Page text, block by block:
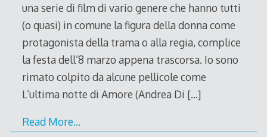
una serie di film di vario genere che hanno tutti
(o quasi) in comune la figura della donna come
protagonista della trama o alla regia, complice
la festa dell’8 marzo appena trascorsa. Io sono
rimato colpito da alcune pellicole come
L’ultima notte di Amore (Andrea Di […]
Read More…